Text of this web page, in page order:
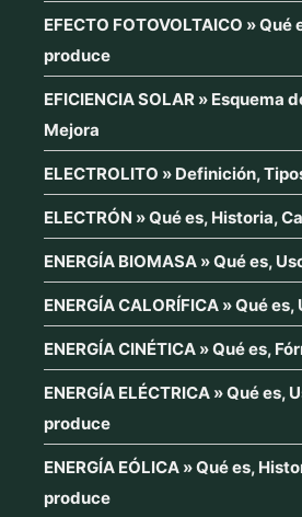
EFECTO FOTOVOLTAICO » Qué
produce
EFICIENCIA SOLAR » Esquema
Mejora
ELECTROLITO » Definición,
ELECTRÓN » Qué es, Historia,
ENERGÍA BIOMASA » Qué es,
ENERGÍA CALORÍFICA » Qué
ENERGÍA CINÉTICA » Qué es,
ENERGÍA ELÉCTRICA » Qué es,
produce
ENERGÍA EÓLICA » Qué es,
produce